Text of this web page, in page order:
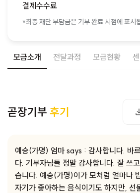
모금소개 전달과정 모금현황
곧장기부 후기
예승(가명) 엄마 says : 감사합니다. 바
다. 기부자님들 정말 감사합니다. 잘 쓰
습니다. 예승(가명)이가 모처럼 얼마나
자기가 좋아하는 음식이기도 하지만, 선
결제수수료
*최종 재단 부담금은 기부 완료 시점에 표시